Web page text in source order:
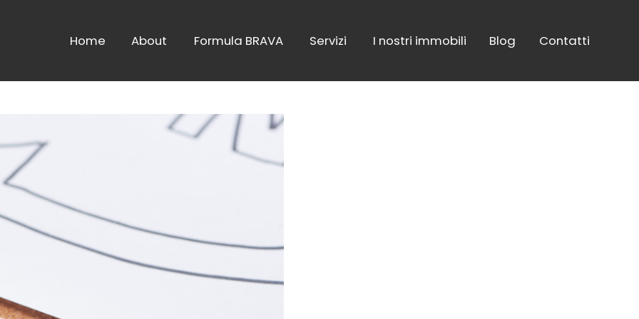
Home About Formula BRAVA Servizi I nostri immobili Blog Contatti